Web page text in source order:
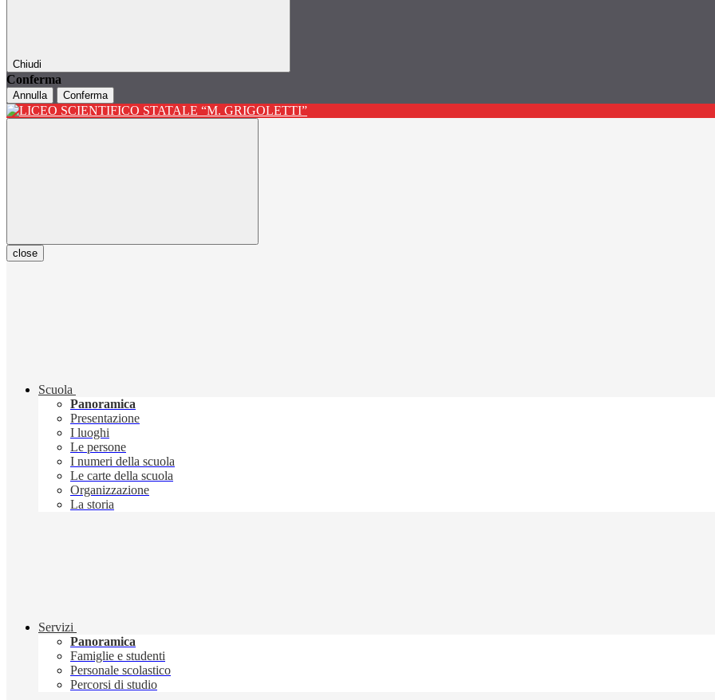
Chiudi
Conferma
Annulla Conferma
close
Scuola
Panoramica
Presentazione
I luoghi
Le persone
I numeri della scuola
Le carte della scuola
Organizzazione
La storia
Servizi
Panoramica
Famiglie e studenti
Personale scolastico
Percorsi di studio